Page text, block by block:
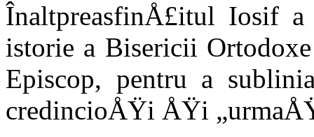
ÎnaltpreasfinÅ£itul Iosif
istorie a Bisericii
Episcop, pentru a
credincioÅŸi ÅŸi